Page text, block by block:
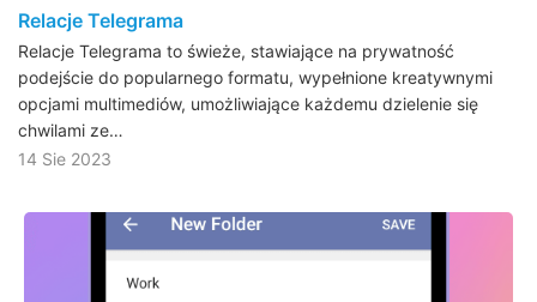
Relacje Telegrama
Relacje Telegrama to świeże, stawiające na prywatność
podejście do popularnego formatu, wypełnione kreatywnymi
opcjami multimediów, umożliwiające każdemu dzielenie się
chwilami ze…
14 Sie 2023